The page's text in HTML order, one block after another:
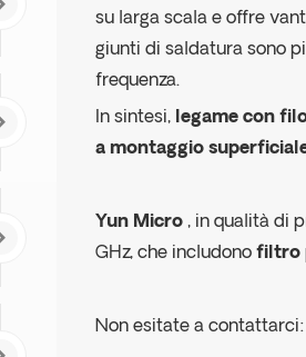
su larga scala e offre
giunti di saldatura sono
frequenza.
In sintesi, legame con
a montaggio
Yun Micro, in qualità di
GHz, che includonofiltro
Non esitate a contattarci: